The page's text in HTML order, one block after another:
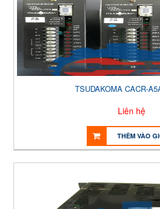
TSUDAKOMA CACR-
Liên hệ
THÊM VÀO